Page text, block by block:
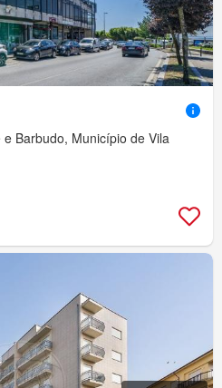
e Barbudo, Município de Vila